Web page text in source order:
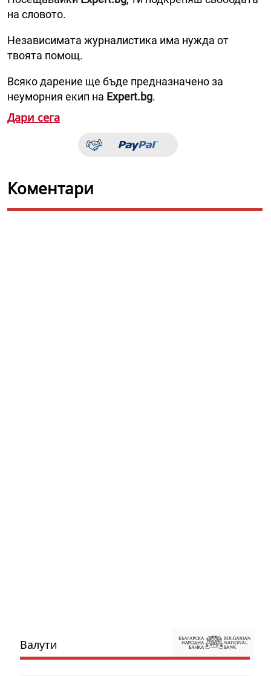
на словото.
Независимата журналистика има нужда от
твоята помощ.
Всяко дарение ще бъде предназначено за
неуморния екип на Expert.bg.
Дари сега
Коментари
Валути